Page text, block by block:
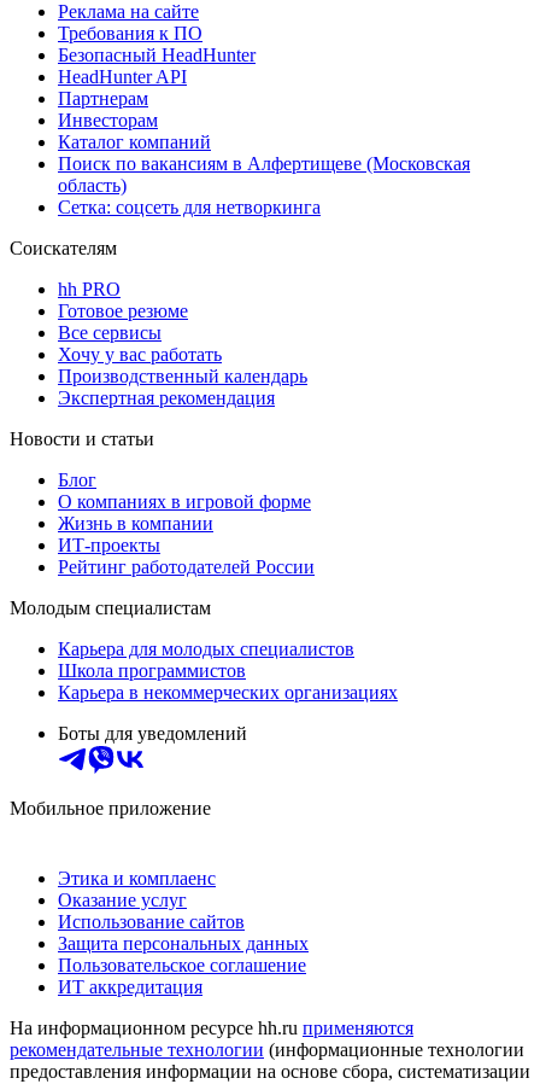
Реклама на сайте
Требования к ПО
Безопасный HeadHunter
HeadHunter API
Партнерам
Инвесторам
Каталог компаний
Поиск по вакансиям в Алфертищеве (Московская
область)
Сетка: соцсеть для нетворкинга
Соискателям
hh PRO
Готовое резюме
Все сервисы
Хочу у вас работать
Производственный календарь
Экспертная рекомендация
Новости и статьи
Блог
О компаниях в игровой форме
Жизнь в компании
ИТ-проекты
Рейтинг работодателей России
Молодым специалистам
Карьера для молодых специалистов
Школа программистов
Карьера в некоммерческих организациях
Боты для уведомлений
Мобильное приложение
Этика и комплаенс
Оказание услуг
Использование сайтов
Защита персональных данных
Пользовательское соглашение
ИТ аккредитация
На информационном ресурсе hh.ru применяются
рекомендательные технологии (информационные технологии
предоставления информации на основе сбора, систематизации